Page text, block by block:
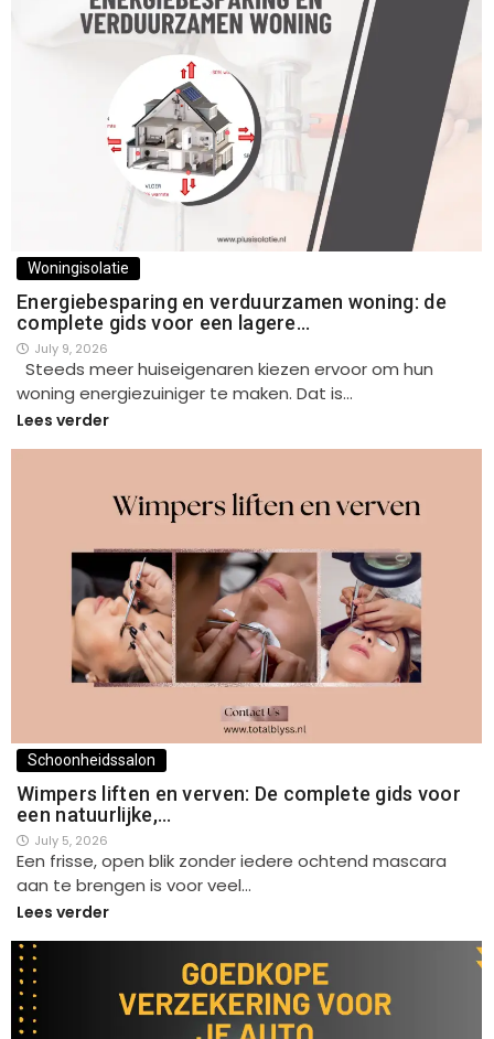
Woningisolatie
Energiebesparing en verduurzamen woning: de
complete gids voor een lagere…
July 9, 2026
Steeds meer huiseigenaren kiezen ervoor om hun
woning energiezuiniger te maken. Dat is…
Lees verder
Schoonheidssalon
Wimpers liften en verven: De complete gids voor
een natuurlijke,…
July 5, 2026
Een frisse, open blik zonder iedere ochtend mascara
aan te brengen is voor veel…
Lees verder